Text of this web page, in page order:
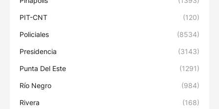
PIT-CNT (120)
Policiales (8534)
Presidencia (3143)
Punta Del Este (1291)
Río Negro (984)
Rivera (168)